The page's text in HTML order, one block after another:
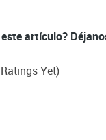
artículo?
Yet)